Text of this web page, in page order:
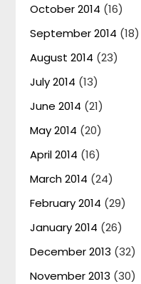
October 2014 (16)
September 2014 (18)
August 2014 (23)
July 2014 (13)
June 2014 (21)
May 2014 (20)
April 2014 (16)
March 2014 (24)
February 2014 (29)
January 2014 (26)
December 2013 (32)
November 2013 (30)